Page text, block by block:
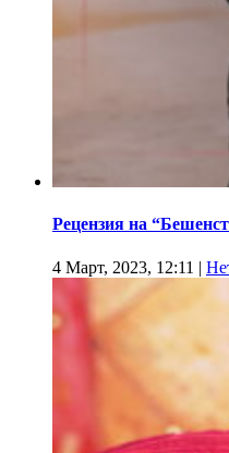
Рецензия на
4 Март, 2023, 12:11 |